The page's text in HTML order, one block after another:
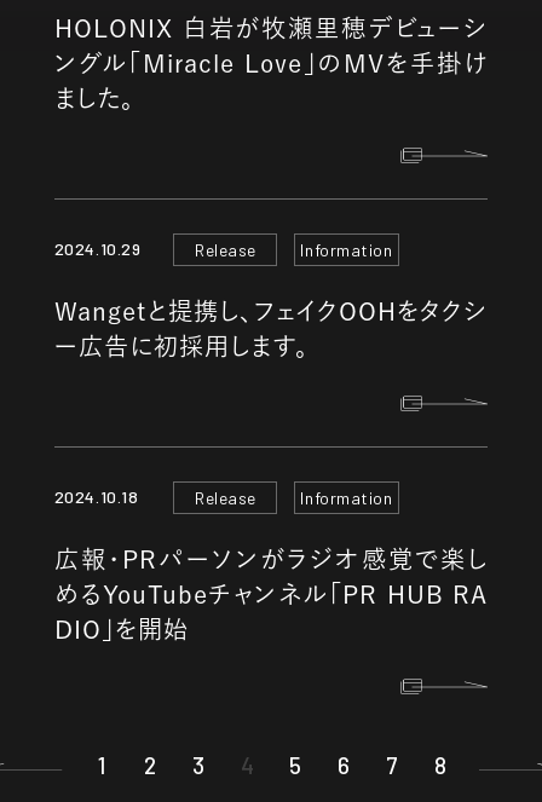
HOLONIX 白岩が牧瀬里穂デビューシ
ングル「Miracle Love」のMVを手掛け
ました。
2024.10.29 Release Information
Wangetと提携し、フェイクOOHをタクシ
ー広告に初採用します。
2024.10.18 Release Information
広報・PRパーソンがラジオ感覚で楽し
めるYouTubeチャンネル「PR HUB RA
DIO」を開始
1 2 3 4 5 6 7 8